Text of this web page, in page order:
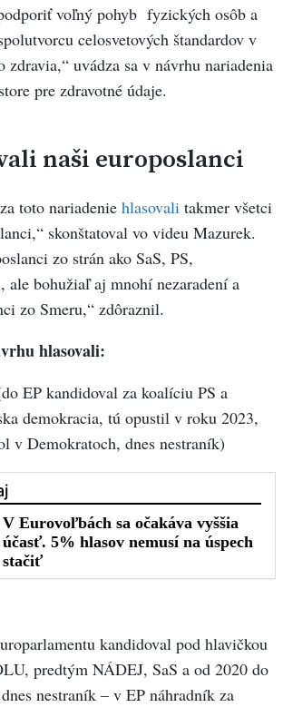
voľný pohyb fyzických osôb a
celosvetových štandardov v
zdravia,“ uvádza sa v návrhu nariadenia
pre zdravotné údaje.
naši europoslanci
toto nariadenie hlasovali takmer všetci
skonštatoval vo videu Mazurek.
zo strán ako SaS, PS,
ale bohužiaľ aj mnohí nezaradení a
zo Smeru,“ zdôraznil.
hlasovali:
EP kandidoval za koalíciu PS a
demokracia, tú opustil v roku 2023,
v Demokratoch, dnes nestraník)
kandidoval pod hlavičkou
predtým NÁDEJ, SaS a od 2020 do
nestraník – v EP náhradník za